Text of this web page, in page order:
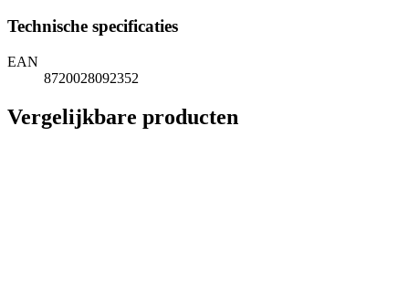
Technische specificaties
EAN
8720028092352
Vergelijkbare producten